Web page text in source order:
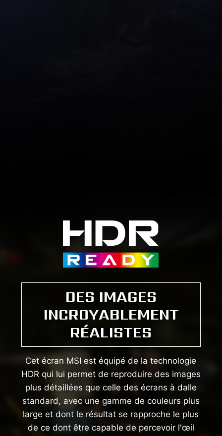
DES IMAGES
INCROYABLEMENT
RÉALISTES
Cet écran MSI est équipé de la technologie
HDR qui lui permet de reproduire des images
plus détaillées que celle des écrans à dalle
standard, avec une gamme de couleurs plus
large et dont le résultat se rapproche le plus
de ce dont être capable de percevoir l'œil